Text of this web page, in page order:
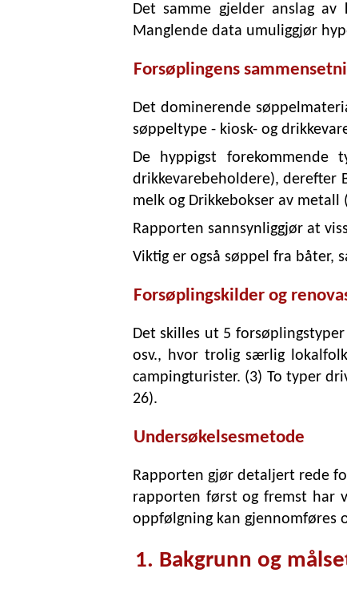
Det samme gjelder anslag
Manglende data umuliggjør
Forsøplingens
Det dominerende
søppeltype - kiosk- og
De hyppigst forekommende
drikkevarebeholdere), derefter
melk og Drikkebokser av metall
Rapporten sannsynliggjør at
Viktig er også søppel fra båter,
Forsøplingskilder og
Det skilles ut 5
osv., hvor trolig særlig
campingturister. (3) To typer
26).
Undersøkelsesmetode
Rapporten gjør detaljert rede
rapporten først og fremst har
oppfølgning kan gjennomføres
1. Bakgrunn og